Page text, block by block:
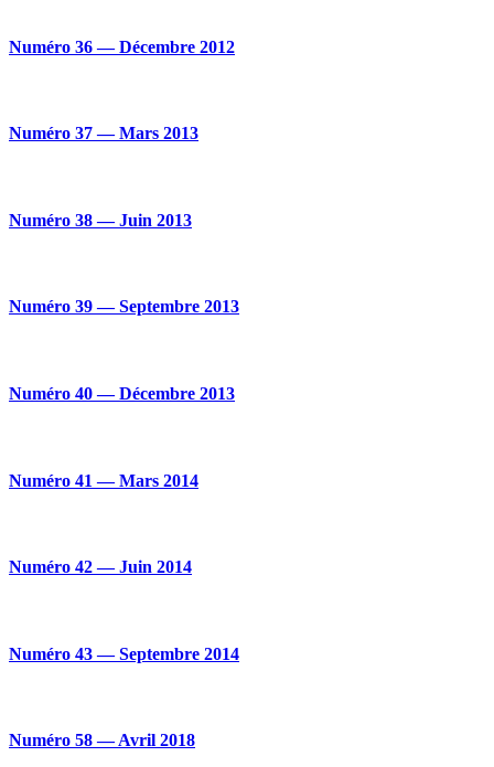
Numéro 36 — Décembre 2012
Numéro 37 — Mars 2013
Numéro 38 — Juin 2013
Numéro 39 — Septembre 2013
Numéro 40 — Décembre 2013
Numéro 41 — Mars 2014
Numéro 42 — Juin 2014
Numéro 43 — Septembre 2014
Numéro 58 — Avril 2018